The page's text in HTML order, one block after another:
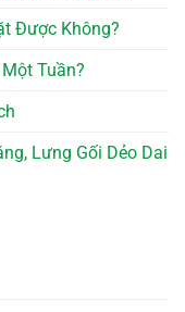
Được Không?
Tuần?
Lưng Gối Dẻo Dai